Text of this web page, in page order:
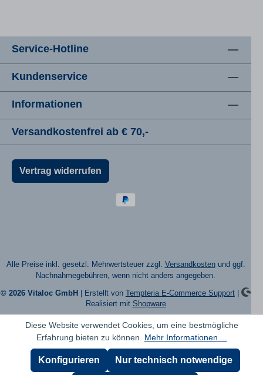
Service-Hotline
Kundenservice
Informationen
Versandkostenfrei ab € 70,-
Vertrag widerrufen
Alle Preise inkl. gesetzl. Mehrwertsteuer zzgl. Versandkostenund ggf.
Nachnahmegebühren, wenn nicht anders angegeben.
© 2026 Vitaloc GmbH| Erstellt von Tempteria E-Commerce Support|
Realisiert mit Shopware
Diese Website verwendet Cookies, um eine bestmögliche
Erfahrung bieten zu können. Mehr Informationen ...
Nur technisch notwendige
Konfigurieren